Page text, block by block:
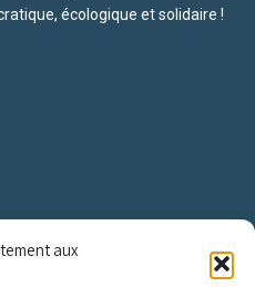
aux
écologique et solidaire !